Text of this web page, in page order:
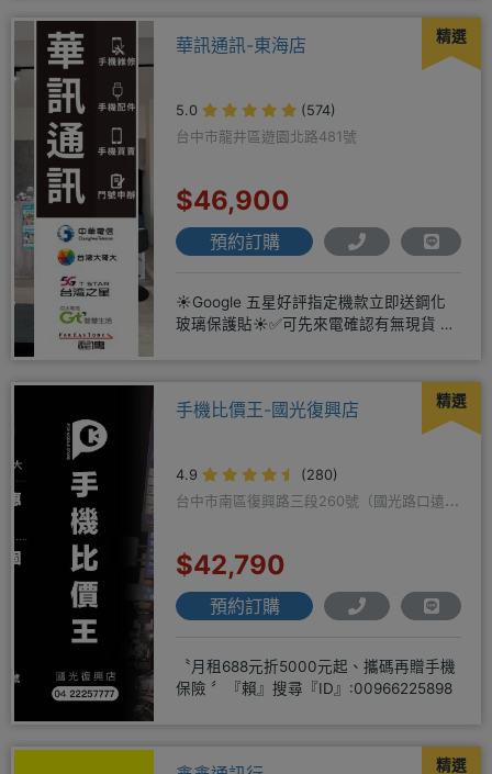
精選
華訊通訊-東海店
5.0
(574)
台中市龍井區遊園北路481號
$46,900
預約訂購
☀️Google 五星好評指定機款立即送鋼化
玻璃保護貼☀️✅可先來電確認有無現貨 ☎️
精選
手機比價王-國光復興店
4.9
(280)
台中市南區復興路三段260號（國光路口遠傳
$42,790
預約訂購
〝月租688元折5000元起、攜碼再贈手機
保險 〞『賴』搜尋『ID』:00966225898
精選